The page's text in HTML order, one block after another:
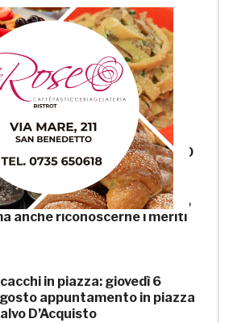
ripresi gli allenamenti:
seduta al Ciarrocchi. A
Tunjov
Samb smentisce notizie e
riguardanti la
del club. COMUNICATO
– Giusto criticare Massi,
anche riconoscerne i meriti
in piazza: giovedì 6
appuntamento in piazza
D’Acquisto